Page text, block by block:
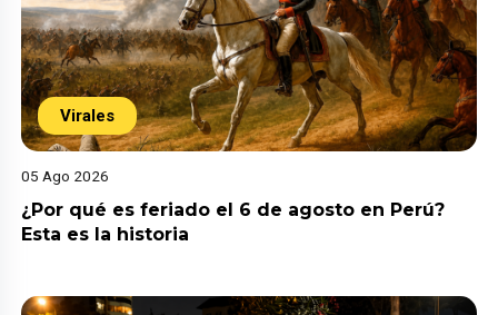
Virales
05 Ago 2026
¿Por qué es feriado el 6 de agosto en Perú?
Esta es la historia